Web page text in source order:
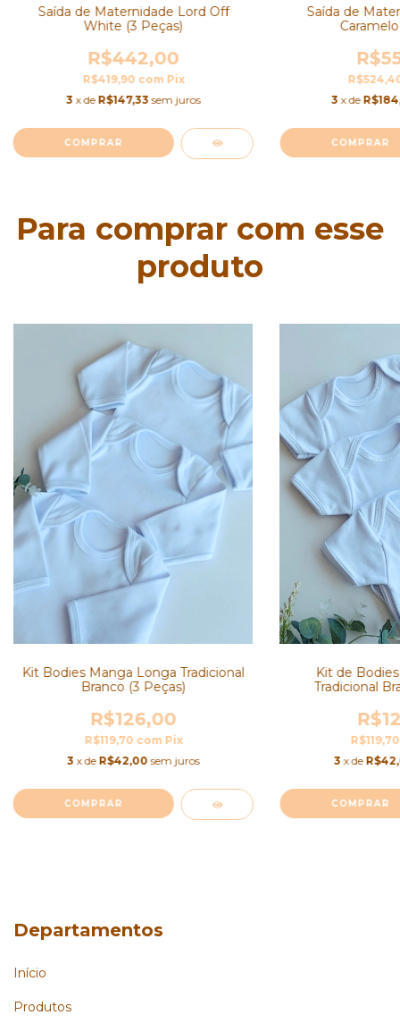
Saída de Maternidade Lord Off
White (3 Peças)
R$442,00
R$419,90 com Pix
3 x de R$147,33 sem juros
COMPRAR
Saída de
3 x de
COMPRAR
Para comprar com esse
produto
Kit Bodies Manga Longa Tradicional
Branco (3 Peças)
R$126,00
R$119,70 com Pix
3 x de R$42,00 sem juros
COMPRAR
Kit de
Tradicional
3 x de
COMPRAR
Departamentos
Início
Produtos